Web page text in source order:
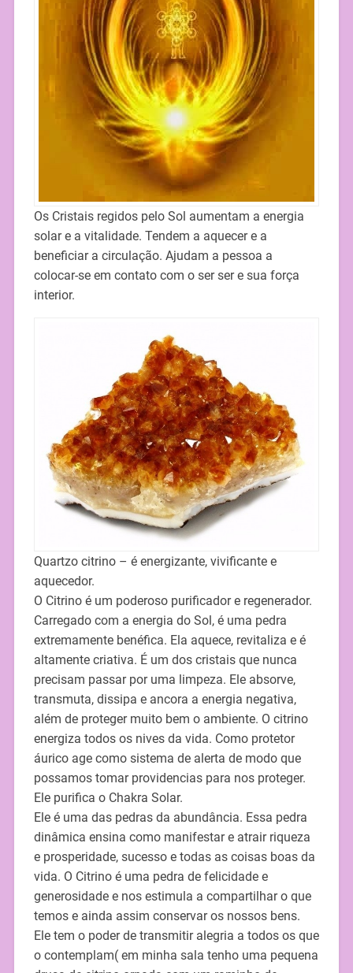
Os Cristais regidos pelo Sol aumentam a energia
solar e a vitalidade. Tendem a aquecer e a
beneficiar a circulação. Ajudam a pessoa a
colocar-se em contato com o ser ser e sua força
interior.
Quartzo citrino – é energizante, vivificante e
aquecedor.
O Citrino é um poderoso purificador e regenerador.
Carregado com a energia do Sol, é uma pedra
extremamente benéfica. Ela aquece, revitaliza e é
altamente criativa. É um dos cristais que nunca
precisam passar por uma limpeza. Ele absorve,
transmuta, dissipa e ancora a energia negativa,
além de proteger muito bem o ambiente. O citrino
energiza todos os nives da vida. Como protetor
áurico age como sistema de alerta de modo que
possamos tomar providencias para nos proteger.
Ele purifica o Chakra Solar.
Ele é uma das pedras da abundância. Essa pedra
dinâmica ensina como manifestar e atrair riqueza
e prosperidade, sucesso e todas as coisas boas da
vida. O Citrino é uma pedra de felicidade e
generosidade e nos estimula a compartilhar o que
temos e ainda assim conservar os nossos bens.
Ele tem o poder de transmitir alegria a todos os que
o contemplam( em minha sala tenho uma pequena